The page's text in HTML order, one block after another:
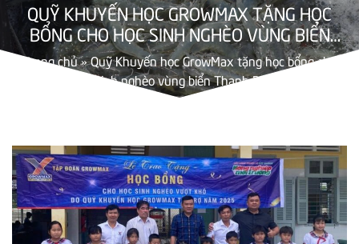
QUỸ KHUYẾN HỌC GROWMAX TẶNG HỌC
BỔNG CHO HỌC SINH NGHÈO VÙNG BIỂN
THẠNH PHONG
Trang chủ»Quỹ Khuyến học GrowMax tặng học bổng cho
học sinh nghèo vùng biển Thạnh Phong